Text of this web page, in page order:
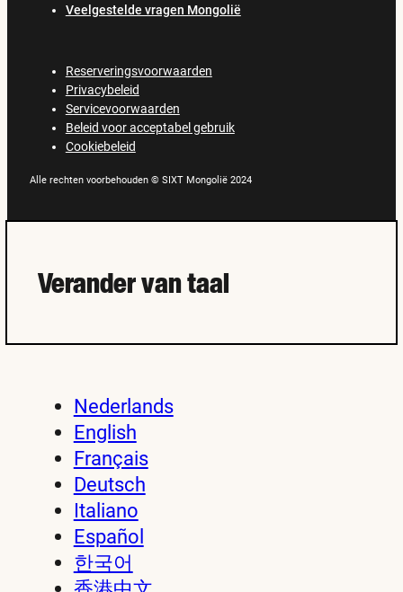
Veelgestelde vragen Mongolië
Reserveringsvoorwaarden
Privacybeleid
Servicevoorwaarden
Beleid voor acceptabel gebruik
Cookiebeleid
Alle rechten voorbehouden © SIXT Mongolië 2024
Verander van taal
Nederlands
English
Français
Deutsch
Italiano
Español
한국어